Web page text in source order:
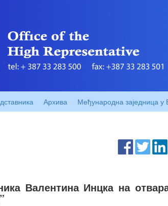
Архива Међународна заједница у
Валентина Инцка на